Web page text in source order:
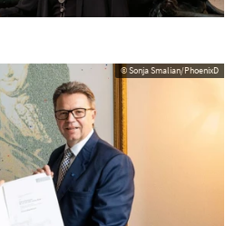
© Sonja Smalian/PhoenixD